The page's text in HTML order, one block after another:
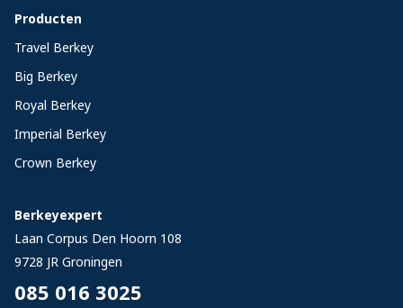
Producten
Travel Berkey
Big Berkey
Royal Berkey
Imperial Berkey
Crown Berkey
Berkeyexpert
Laan Corpus Den Hoorn 108
9728 JR Groningen
085 016 3025